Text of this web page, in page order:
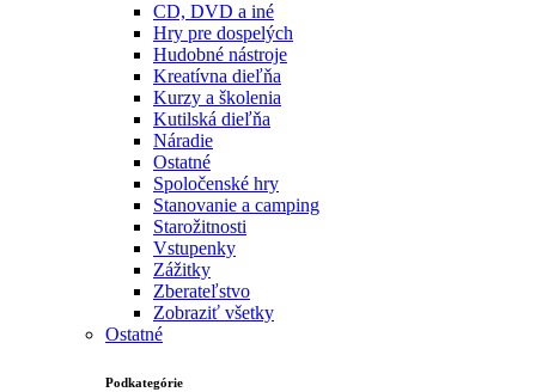
CD, DVD a iné
Hry pre dospelých
Hudobné nástroje
Kreatívna dieľňa
Kurzy a školenia
Kutilská dieľňa
Náradie
Ostatné
Spoločenské hry
Stanovanie a camping
Starožitnosti
Vstupenky
Zážitky
Zberateľstvo
Zobraziť všetky
Ostatné
Podkategórie